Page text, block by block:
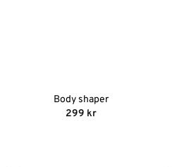
Body shaper
299 kr